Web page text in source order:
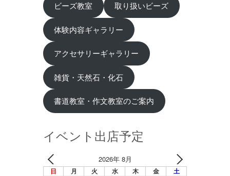
ビーズ教室 取り扱いビーズ
体験内容ギャラリー
アクセサリーギャラリー
雑貨・天然石・化石
書道教室・作文教室のご案内
イベント出店予定
2026年 8月
日 月 火 水 木 金 土